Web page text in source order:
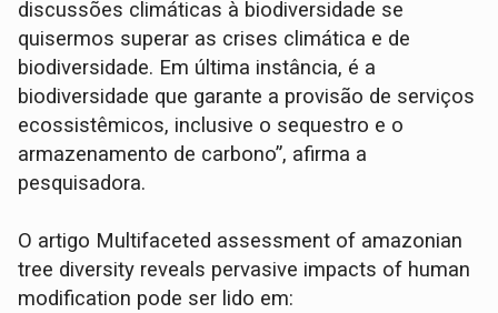
discussões climáticas à biodiversidade se
quisermos superar as crises climática e de
biodiversidade. Em última instância, é a
biodiversidade que garante a provisão de serviços
ecossistêmicos, inclusive o sequestro e o
armazenamento de carbono”, afirma a
pesquisadora.
O artigo Multifaceted assessment of amazonian
tree diversity reveals pervasive impacts of human
modification pode ser lido em: